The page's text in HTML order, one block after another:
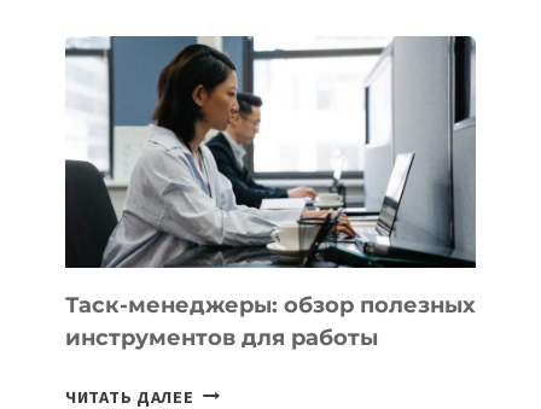
БИЗНЕСА:
КАКИЕ
3
ЗАДАЧИ
ЕМУ
МОЖНО
ПОРУЧИТЬ
УЖЕ
Таск-менеджеры: обзор полезных
инструментов для работы
ЧИТАТЬ ДАЛЕЕ ТАСК-